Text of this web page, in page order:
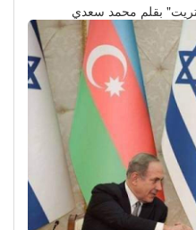
بقلم محمد سعدي